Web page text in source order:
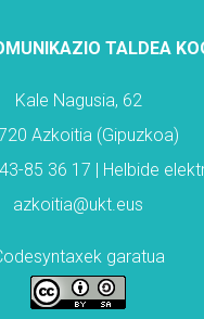
TALDEA
Kale Nagusia, 62
Azkoitia (Gipuzkoa)
85 36 17 | Helbide
azkoitia@ukt.eus
garatua